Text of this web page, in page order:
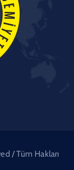
/ Tüm Hakları